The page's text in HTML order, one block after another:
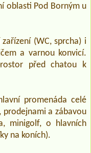
oblasti Pod Borným u
(WC, sprcha) i
a varnou konvicí.
před chatou k
promenáda celé
prodejnami a zábavou
minigolf, o hlavních
na koních).